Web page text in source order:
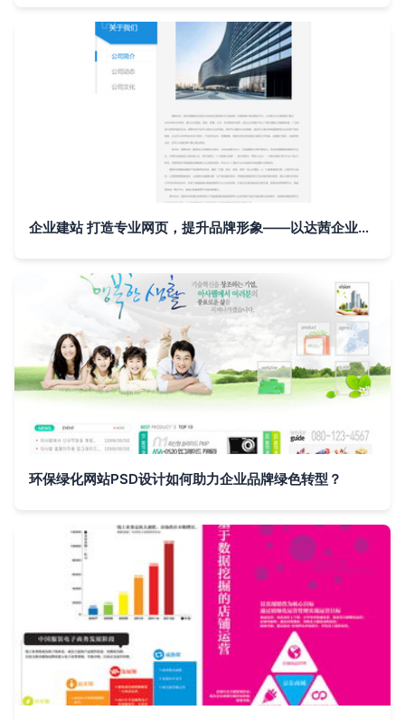
企业建站 打造专业网页，提升品牌形象——以达茜企业宣传网站为例
环保绿化网站PSD设计如何助力企业品牌绿色转型？